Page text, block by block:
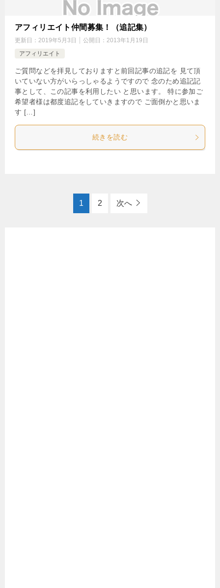
アフィリエイト仲間募集！（追記集）
更新日： 2019年5月3日 公開日： 2013年1月19日
アフィリエイト
ご質問などを拝見しておりますと前回記事の追記を 見て頂
いていない方がいらっしゃるようですので 念のため追記記
事として、この記事を利用したい と思います。 特に参加ご
希望者様は都度追記をしていきますので ご面倒かと思いま
す […]
続きを読む
1 2 次へ